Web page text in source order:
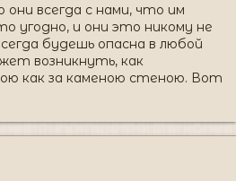
всегда с нами, что им
угодно, и они это никому не
будешь опасна в любой
возникнуть, как
как за каменою стеною. Вот